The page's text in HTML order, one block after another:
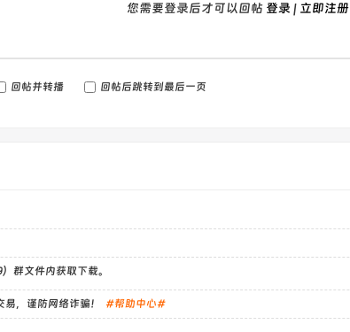
您需要登录后才可以回帖 登录 | 立即注册
回帖并转播 回帖后跳转到最后一页
群文件内获取下载。
，谨防网络诈骗！ #帮助中心#